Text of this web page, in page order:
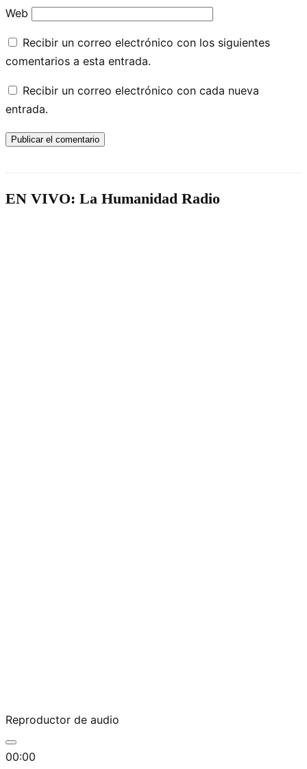
Web
Recibir un correo electrónico con los siguientes
comentarios a esta entrada.
Recibir un correo electrónico con cada nueva
entrada.
EN VIVO: La Humanidad Radio
Reproductor de audio
00:00